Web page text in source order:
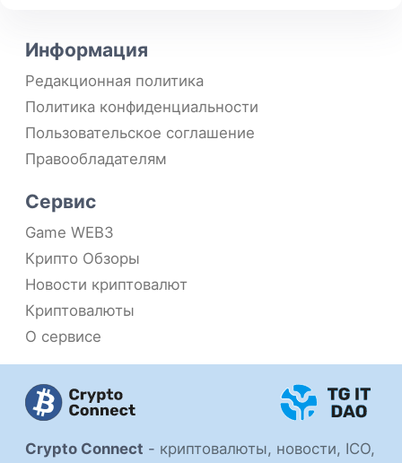
Crypto Connect - криптовалюты, новости, ICO,
Информация
Редакционная политика
Политика конфиденциальности
Пользовательское соглашение
Правообладателям
Сервис
Game WEB3
Крипто Обзоры
Новости криптовалют
Криптовалюты
О сервисе